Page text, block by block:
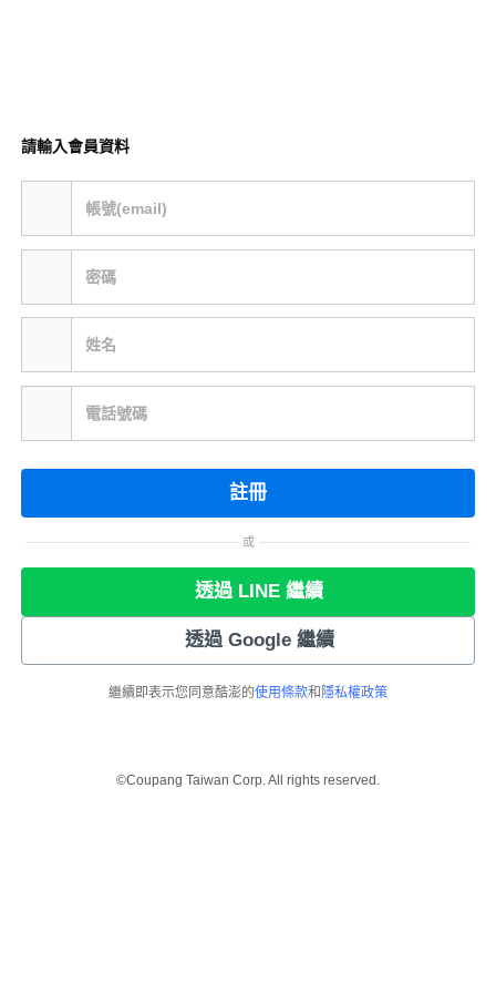
請輸入會員資料
帳號(email)
密碼
姓名
電話號碼
註冊
或
透過 LINE 繼續
透過 Google 繼續
繼續即表示您同意酷澎的使用條款和 隱私權政策
©Coupang Taiwan Corp. All rights reserved.